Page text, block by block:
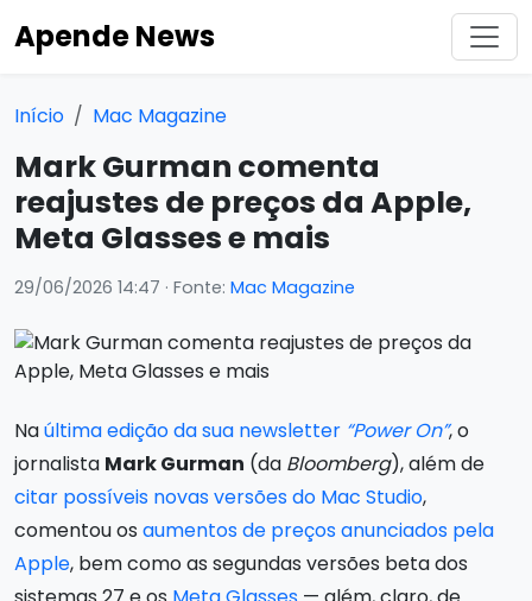
Apende News
Início Mac Magazine
Mark Gurman comenta
reajustes de preços da Apple,
Meta Glasses e mais
29/06/2026 14:47 · Fonte: Mac Magazine
Naúltima edição da sua newsletter “Power On”, o
jornalista Mark Gurman (da Bloomberg), além de
citar possíveis novas versões do Mac Studio,
comentou os aumentos de preços anunciados pela
Apple, bem como as segundas versões beta dos